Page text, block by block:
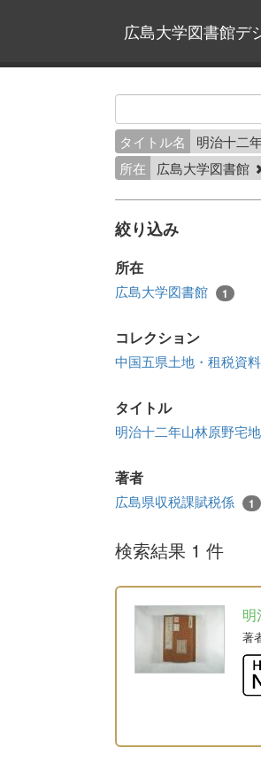
広島大学図書館デ
タイトル名
明治十二
所在
広島大学図書館
絞り込み
所在
広島大学図書館 1
コレクション
中国五県土地・租税資
タイトル
明治十二年山林原野宅
著者
広島県収税課賦税係 1
検索結果 1 件
著